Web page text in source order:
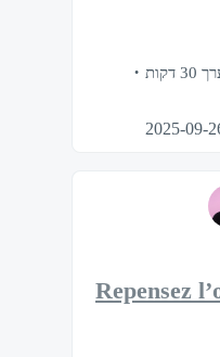
דקות
2025-09-
Repensez